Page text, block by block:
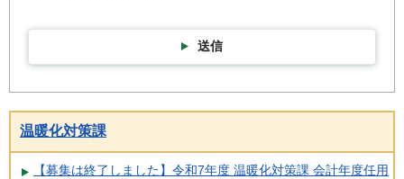
送信
温暖化対策課
【募集は終了しました】令和7年度 温暖化対策課 会計年度任用